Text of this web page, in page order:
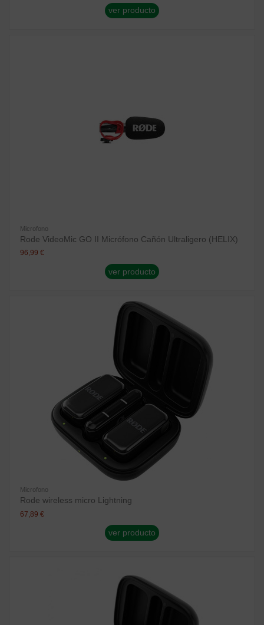
ver producto
Microfono
Rode VideoMic GO II Micrófono Cañón Ultraligero (HELIX)
96,99 €
ver producto
Microfono
Rode wireless micro Lightning
67,89 €
ver producto